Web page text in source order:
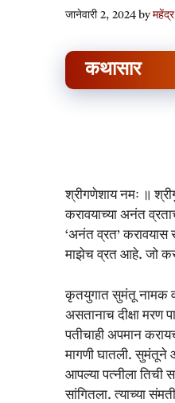
जानेवारी 2, 2024 byमहेंद्र
कथासार
श्रीगणेशाय नमः ॥
करावयाच्या अनंत
‘अनंत व्रत’ करावयास
माझेच व्रत आहे. जो
कृतयुगात सुमंतू नामक
असतानाच दीक्षा मरण
पतीचाही अपमान
मागणी घातली. सुमंतूने
आपल्या पत्नीला तिची
सांगितला. त्याच्या